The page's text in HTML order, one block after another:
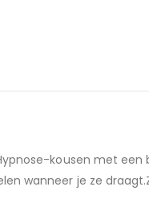
kousen met
wanneer je ze